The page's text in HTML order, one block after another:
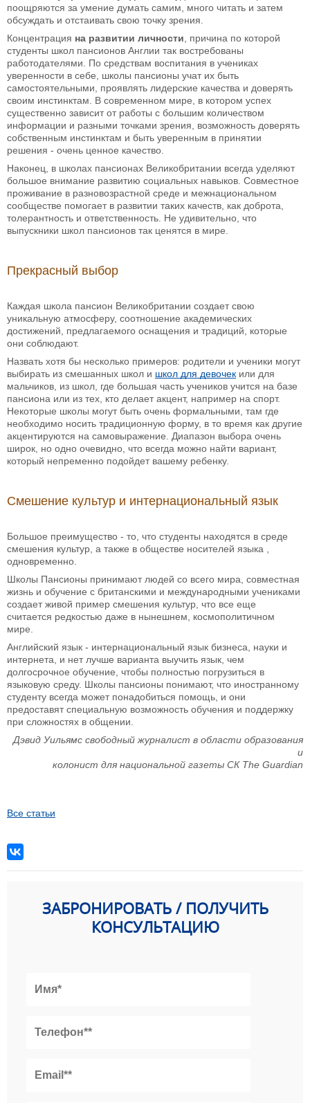
поощряются за умение думать самим, много читать и затем
обсуждать и отстаивать свою точку зрения.
Концентрация на развитии личности , причина по которой
студенты школ пансионов Англии так востребованы
работодателями. По средствам воспитания в учениках
уверенности в себе, школы пансионы учат их быть
самостоятельными, проявлять лидерские качества и доверять
своим инстинктам. В современном мире, в котором успех
существенно зависит от работы с большим количеством
информации и разными точками зрения, возможность доверять
собственным инстинктам и быть уверенным в принятии
решения - очень ценное качество.
Наконец, в школах пансионах Великобритании всегда уделяют
большое внимание развитию социальных навыков. Совместное
проживание в разновозрастной среде и межнациональном
сообществе помогает в развитии таких качеств, как доброта,
толерантность и ответственность. Не удивительно, что
выпускники школ пансионов так ценятся в мире.
Прекрасный выбор
Каждая школа пансион Великобритании создает свою
уникальную атмосферу, соотношение академических
достижений, предлагаемого оснащения и традиций, которые
они соблюдают.
Назвать хотя бы несколько примеров: родители и ученики могут
выбирать из смешанных школ и школ для девочек или для
мальчиков, из школ, где большая часть учеников учится на базе
пансиона или из тех, кто делает акцент, например на спорт.
Некоторые школы могут быть очень формальными, там где
необходимо носить традиционную форму, в то время как другие
акцентируются на самовыражение. Диапазон выбора очень
широк, но одно очевидно, что всегда можно найти вариант,
который непременно подойдет вашему ребенку.
Смешение культур и интернациональный язык
Большое преимущество - то, что студенты находятся в среде
смешения культур, а также в обществе носителей языка ,
одновременно.
Школы Пансионы принимают людей со всего мира, совместная
жизнь и обучение с британскими и международными учениками
создает живой пример смешения культур, что все еще
считается редкостью даже в нынешнем, космополитичном
мире.
Английский язык - интернациональный язык бизнеса, науки и
интернета, и нет лучше варианта выучить язык, чем
долгосрочное обучение, чтобы полностью погрузиться в
языковую среду. Школы пансионы понимают, что иностранному
студенту всегда может понадобиться помощь, и они
предоставят специальную возможность обучения и поддержку
при сложностях в общении.
Дэвид Уильямс свободный журналист в области образования
и
колонист для национальной газеты СК The Guardian
Все статьи
ЗАБРОНИРОВАТЬ / ПОЛУЧИТЬ
КОНСУЛЬТАЦИЮ